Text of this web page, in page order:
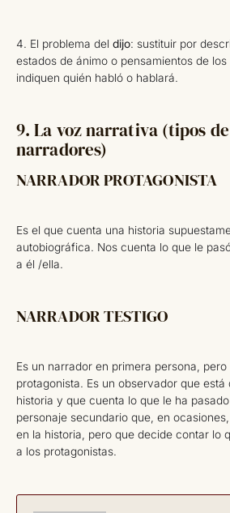
4. El problema del dijo: sustituir por
estados de ánimo o pensamientos de
indiquen quién habló o hablará.
9. La voz narrativa (tipos de
narradores)
NARRADOR PROTAGONISTA
Es el que cuenta una historia
autobiográfica. Nos cuenta lo que le
a él /ella.
NARRADOR TESTIGO
Es un narrador en primera persona, pero
protagonista. Es un observador que está
historia y que cuenta lo que le ha
personaje secundario que, en
en la historia, pero que decide contar lo
a los protagonistas.